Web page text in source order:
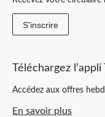
S'inscrire
Téléchargez l’appli
Accédez aux offres
En savoir plus